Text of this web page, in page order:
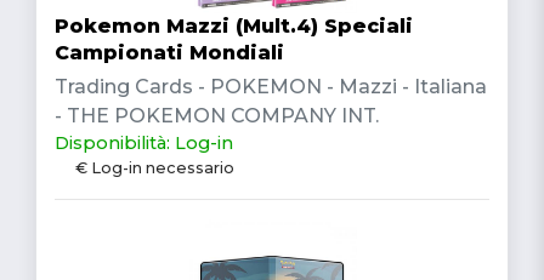
Pokemon Mazzi (Mult.4) Speciali
Campionati Mondiali
Trading Cards - POKEMON - Mazzi - Italiana
- THE POKEMON COMPANY INT.
Disponibilità: Log-in
€ Log-in necessario